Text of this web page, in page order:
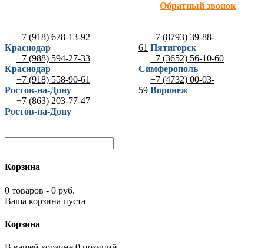
Обратный звонок
+7 (918) 678-13-92
Краснодар
+7 (988) 594-27-33
Краснодар
+7 (918) 558-90-61
Ростов-на-Дону
+7 (863) 203-77-47
Ростов-на-Дону
+7 (8793) 39-88-
61 Пятигорск
+7 (3652) 56-10-60
Симферополь
+7 (4732) 00-03-
59 Воронеж
Корзина
0 товаров - 0 руб.
Ваша корзина пуста
Корзина